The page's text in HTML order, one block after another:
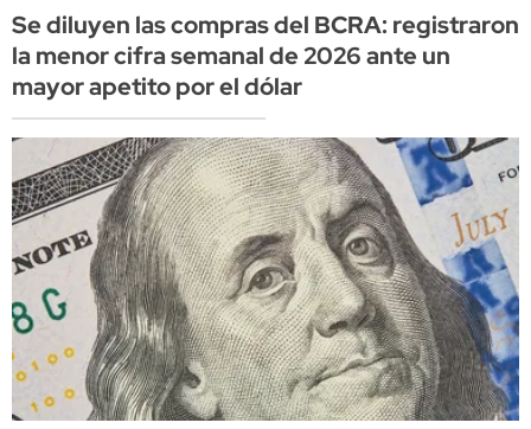
Se diluyen las compras del BCRA: registraron
la menor cifra semanal de 2026 ante un
mayor apetito por el dólar